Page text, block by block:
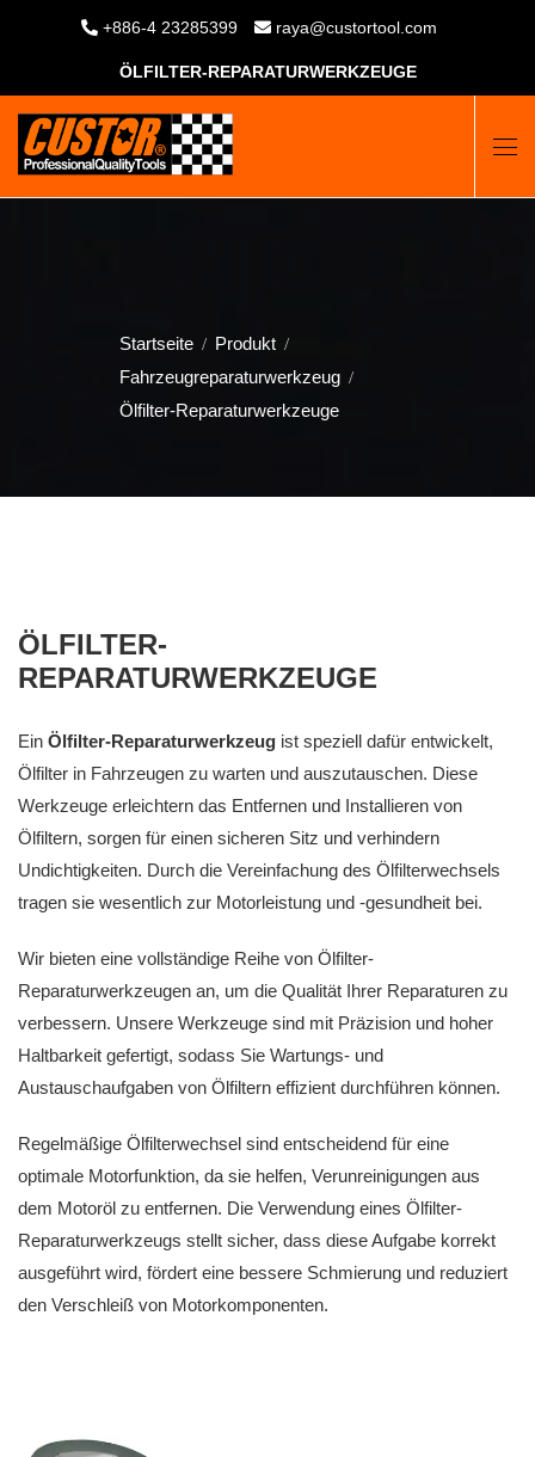
+886-4 23285399 raya@custortool.com
ÖLFILTER-REPARATURWERKZEUGE
Startseite
Produkt
Fahrzeugreparaturwerkzeug
Ölfilter-Reparaturwerkzeuge
ÖLFILTER-
REPARATURWERKZEUGE
Ein Ölfilter-Reparaturwerkzeug ist speziell dafür entwickelt,
Ölfilter in Fahrzeugen zu warten und auszutauschen. Diese
Werkzeuge erleichtern das Entfernen und Installieren von
Ölfiltern, sorgen für einen sicheren Sitz und verhindern
Undichtigkeiten. Durch die Vereinfachung des Ölfilterwechsels
tragen sie wesentlich zur Motorleistung und -gesundheit bei.
Wir bieten eine vollständige Reihe von Ölfilter-
Reparaturwerkzeugen an, um die Qualität Ihrer Reparaturen zu
verbessern. Unsere Werkzeuge sind mit Präzision und hoher
Haltbarkeit gefertigt, sodass Sie Wartungs- und
Austauschaufgaben von Ölfiltern effizient durchführen können.
Regelmäßige Ölfilterwechsel sind entscheidend für eine
optimale Motorfunktion, da sie helfen, Verunreinigungen aus
dem Motoröl zu entfernen. Die Verwendung eines Ölfilter-
Reparaturwerkzeugs stellt sicher, dass diese Aufgabe korrekt
ausgeführt wird, fördert eine bessere Schmierung und reduziert
den Verschleiß von Motorkomponenten.